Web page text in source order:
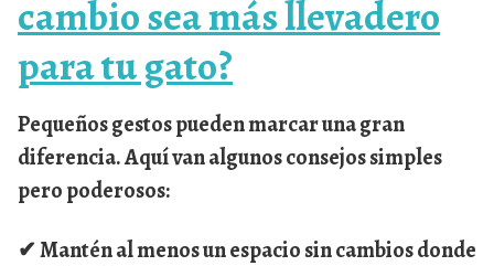
cambio sea más llevadero
para tu gato?
Pequeños gestos pueden marcar una gran
diferencia. Aquí van algunos consejos simples
pero poderosos:
✔ Mantén al menos un espacio sin cambios donde